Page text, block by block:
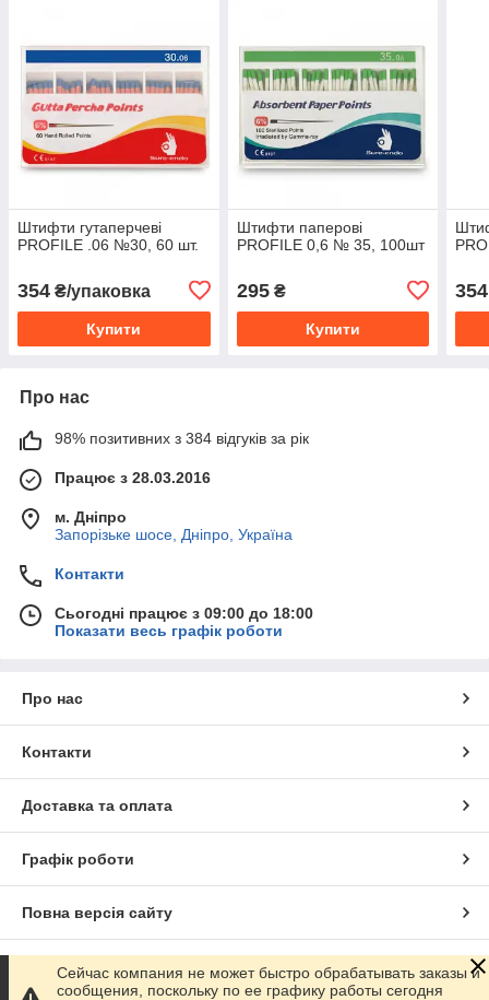
Штифти гутаперчеві
PROFILE .06 №30, 60 шт.
354 ₴/упаковка
Купити
Штифти паперові
PROFILE 0,6 № 35, 100шт
295₴
Купити
354
Про нас
98% позитивних з 384 відгуків за рік
Працює з 28.03.2016
м. Дніпро
Запорізьке шосе, Дніпро, Україна
Контакти
Сьогодні працює з 09:00 до 18:00
Показати весь графік роботи
Про нас
Контакти
Доставка та оплата
Графік роботи
Повна версія сайту
Сайт створено на маркетплейсі Prom.ua
Сейчас компания не может быстро обрабатывать заказы и
сообщения, поскольку по ее графику работы сегодня